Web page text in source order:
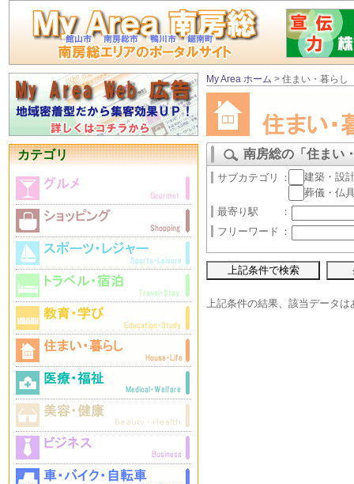
カテゴリ
My Area ホーム > 住まい・暮らし
南房総の「住まい
サブカテゴリ ：
建築・設
葬儀・仏
最寄り駅
：
フリーワード ：
上記条件の結果、該当データは